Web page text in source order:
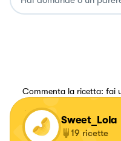
Commenta la ricetta: fai
Sweet_Lola
19 ricette